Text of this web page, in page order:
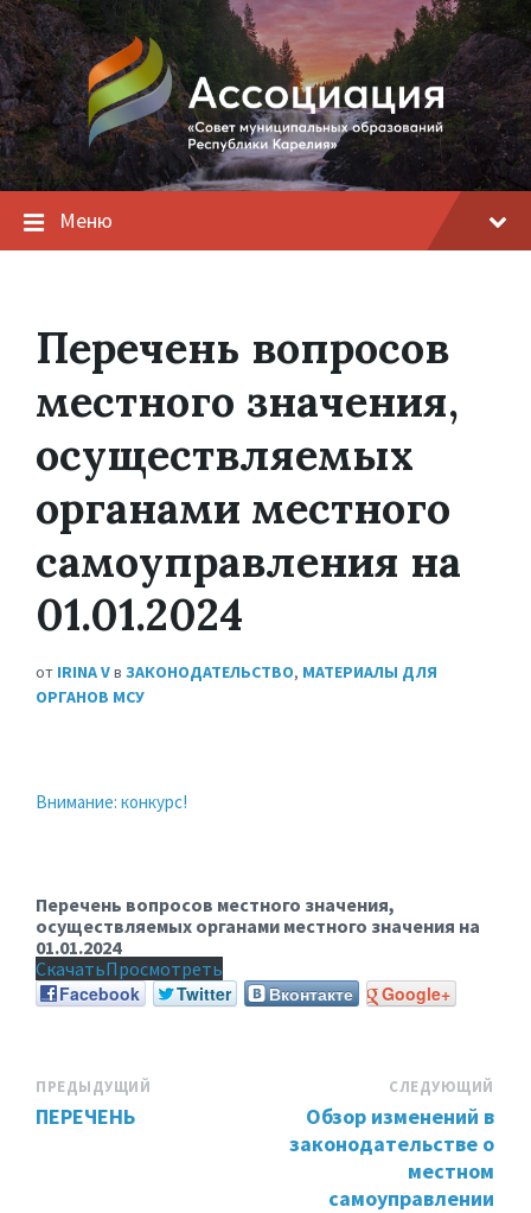
Меню
Перечень вопросов
местного значения,
осуществляемых
органами местного
самоуправления на
01.01.2024
от IRINA Vв ЗАКОНОДАТЕЛЬСТВО, МАТЕРИАЛЫ ДЛЯ
ОРГАНОВ МСУ
Внимание: конкурс!
Перечень вопросов местного значения,
осуществляемых органами местного значения на
01.01.2024
СкачатьПросмотреть
Facebook
Twitter Вконтакте Google+
ПРЕДЫДУЩИЙ
ПЕРЕЧЕНЬ
СЛЕДУЮЩИЙ
Обзор изменений в
законодательстве о
местном
самоуправлении